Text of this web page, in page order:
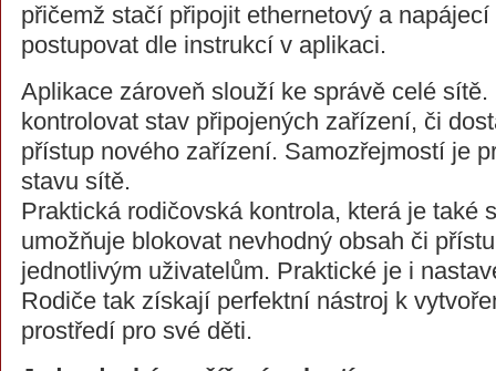
přičemž stačí připojit ethernetový a
postupovat dle instrukcí v aplikaci.
Aplikace zároveň slouží ke správě celé
kontrolovat stav připojených zařízení, či
přístup nového zařízení. Samozřejmostí je
stavu sítě.
Praktická rodičovská kontrola, která je také
umožňuje blokovat nevhodný obsah či
jednotlivým uživatelům. Praktické je i
Rodiče tak získají perfektní nástroj k
prostředí pro své děti.